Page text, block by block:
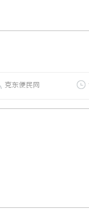
克东便民网